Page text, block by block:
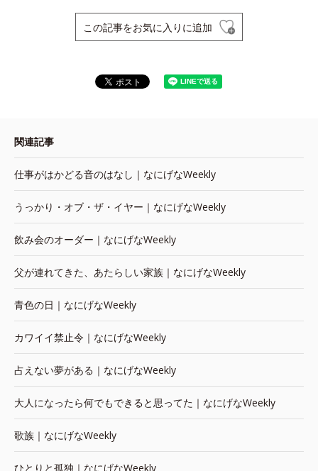
この記事をお気に入りに追加
関連記事
仕事がはかどる音のはなし｜なにげなWeekly
うっかり・オブ・ザ・イヤー｜なにげなWeekly
飲み会のオーダー｜なにげなWeekly
父が連れてきた、あたらしい家族｜なにげなWeekly
青色の日｜なにげなWeekly
カワイイ禁止令｜なにげなWeekly
占えない夢がある｜なにげなWeekly
大人になったら何でもできると思ってた｜なにげなWeekly
歌族｜なにげなWeekly
ひとりと孤独｜なにげなWeekly